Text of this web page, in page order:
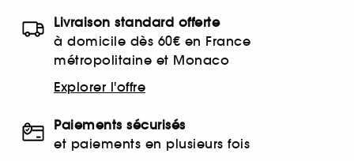
Livraison standard offerte
à domicile dès 60€ en France
métropolitaine et Monaco
Explorer l'offre
Paiements sécurisés
et paiements en plusieurs fois